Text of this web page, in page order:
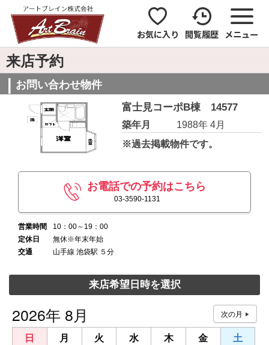
お気に入り 閲覧履歴 メニュー
来店予約
お問い合わせ物件
富士見コーポB棟 14577
築年月
1988年 4月
※過去掲載物件です。
お電話での予約はこちら
03-3590-1131
営業時間
10：00～19：00
定休日
無休※年末年始
交通
山手線 池袋駅 ５分
来店希望日時を選択
2026年 8月
日 月 火 水 木 金
土